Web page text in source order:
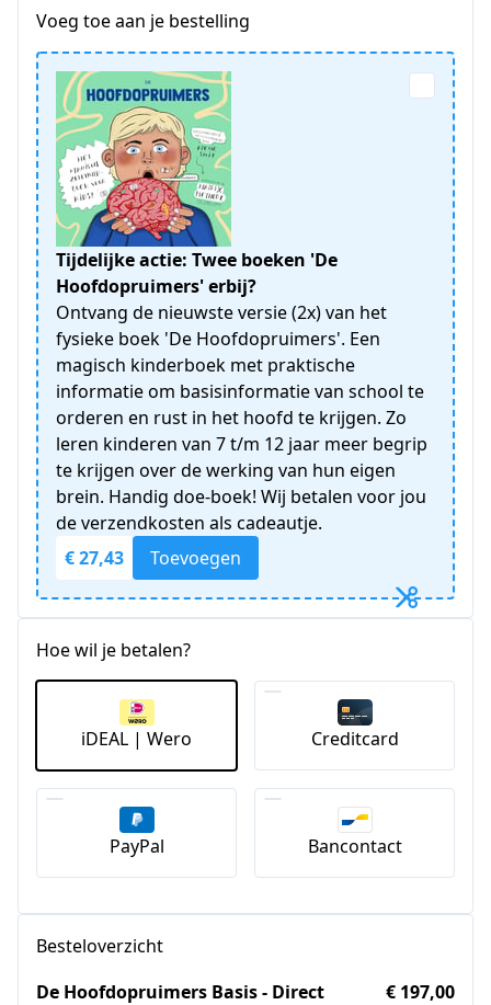
Voeg toe aan je bestelling
Tijdelijke actie: Twee boeken 'De
Hoofdopruimers' erbij?
Ontvang de nieuwste versie (2x) van het
fysieke boek 'De Hoofdopruimers'. Een
magisch kinderboek met praktische
informatie om basisinformatie van school te
orderen en rust in het hoofd te krijgen. Zo
leren kinderen van 7 t/m 12 jaar meer begrip
te krijgen over de werking van hun eigen
brein. Handig doe-boek! Wij betalen voor jou
de verzendkosten als cadeautje.
€ 27,43
Toevoegen
Hoe wil je betalen?
iDEAL | Wero Creditcard
PayPal Bancontact
Besteloverzicht
De Hoofdopruimers Basis - Direct
€ 197,00